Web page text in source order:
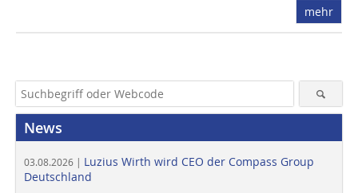
mehr
News
03.08.2026 | Luzius Wirth wird CEO der Compass Group
Deutschland